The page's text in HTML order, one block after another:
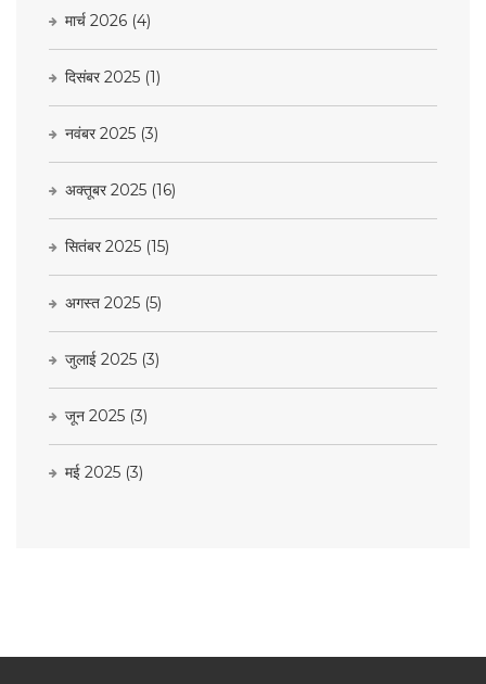
मार्च 2026 (4)
दिसंबर 2025 (1)
नवंबर 2025 (3)
अक्तूबर 2025 (16)
सितंबर 2025 (15)
अगस्त 2025 (5)
जुलाई 2025 (3)
जून 2025 (3)
मई 2025 (3)